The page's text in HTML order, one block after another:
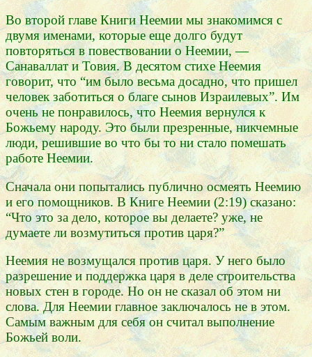
Во второй главе Книги Неемии мы знакомимся с
двумя именами, которые еще долго будут
повторяться в повествовании о Неемии, —
Санаваллат и Товия. В десятом стихе Неемия
говорит, что “им было весьма досадно, что пришел
человек заботиться о благе сынов Израилевых”. Им
очень не понравилось, что Неемия вернулся к
Божьему народу. Это были презренные, никчемные
люди, решившие во что бы то ни стало помешать
работе Неемии.
Сначала они попытались публично осмеять Неемию
и его помощников. В Книге Неемии (2:19) сказано:
“Что это за дело, которое вы делаете? уже, не
думаете ли возмутиться против царя?”
Неемия не возмущался против царя. У него было
разрешение и поддержка царя в деле строительства
новых стен в городе. Но он не сказал об этом ни
слова. Для Неемии главное заключалось не в этом.
Самым важным для себя он считал выполнение
Божьей воли.